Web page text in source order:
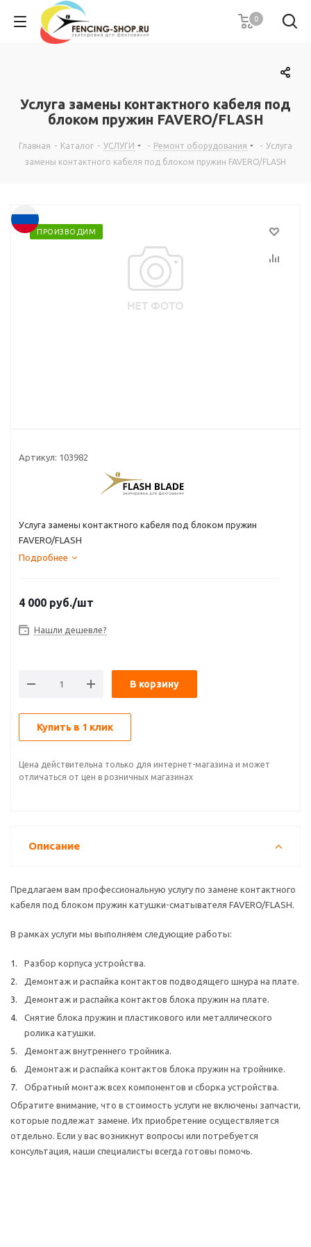
0
Услуга замены контактного кабеля под
блоком пружин FAVERO/FLASH
Главная - Каталог - УСЛУГИ - Ремонт оборудования - Услуга
замены контактного кабеля под блоком пружин FAVERO/FLASH
ПРОИЗВОДИМ
Артикул: 103982
Услуга замены контактного кабеля под блоком пружин
FAVERO/FLASH
Подробнее
4 000 руб./шт
Нашли дешевле?
В корзину
Купить в 1 клик
Цена действительна только для интернет-магазина и может
отличаться от цен в розничных магазинах
Описание
Предлагаем вам профессиональную услугу по замене контактного
кабеля под блоком пружин катушки-сматывателя FAVERO/FLASH.
В рамках услуги мы выполняем следующие работы:
Разбор корпуса устройства.
Демонтаж и распайка контактов подводящего шнура на плате.
Демонтаж и распайка контактов блока пружин на плате.
Снятие блока пружин и пластикового или металлического
ролика катушки.
Демонтаж внутреннего тройника.
Демонтаж и распайка контактов блока пружин на тройнике.
Обратный монтаж всех компонентов и сборка устройства.
Обратите внимание, что в стоимость услуги не включены запчасти,
которые подлежат замене. Их приобретение осуществляется
отдельно. Если у вас возникнут вопросы или потребуется
консультация, наши специалисты всегда готовы помочь.